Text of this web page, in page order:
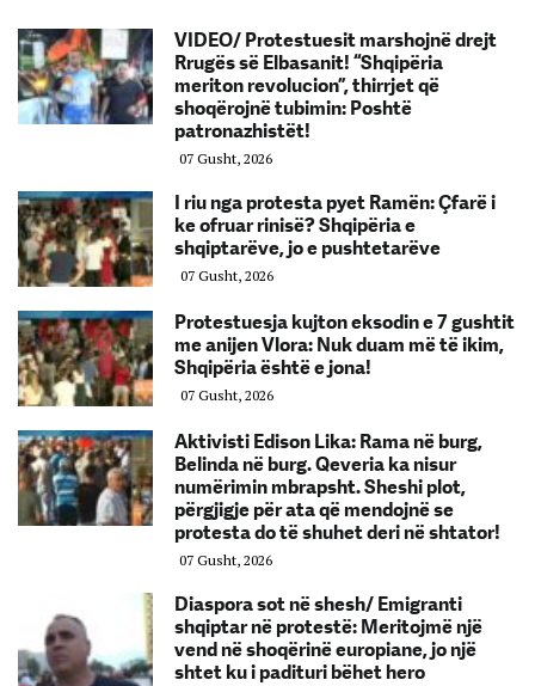
VIDEO/ Protestuesit marshojnë drejt
Rrugës së Elbasanit! “Shqipëria
meriton revolucion”, thirrjet që
shoqërojnë tubimin: Poshtë
patronazhistët!
07 Gusht, 2026
I riu nga protesta pyet Ramën: Çfarë i
ke ofruar rinisë? Shqipëria e
shqiptarëve, jo e pushtetarëve
07 Gusht, 2026
Protestuesja kujton eksodin e 7 gushtit
me anijen Vlora: Nuk duam më të ikim,
Shqipëria është e jona!
07 Gusht, 2026
Aktivisti Edison Lika: Rama në burg,
Belinda në burg. Qeveria ka nisur
numërimin mbrapsht. Sheshi plot,
përgjigje për ata që mendojnë se
protesta do të shuhet deri në shtator!
07 Gusht, 2026
Diaspora sot në shesh/ Emigranti
shqiptar në protestë: Meritojmë një
vend në shoqërinë europiane, jo një
shtet ku i padituri bëhet hero